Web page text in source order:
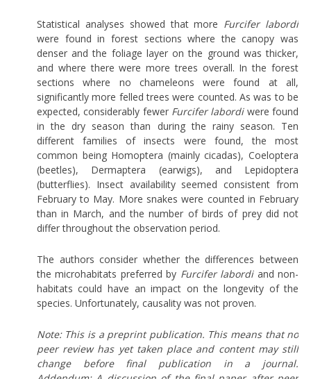
Statistical analyses showed that more Furcifer labordi
were found in forest sections where the canopy was
denser and the foliage layer on the ground was thicker,
and where there were more trees overall. In the forest
sections where no chameleons were found at all,
significantly more felled trees were counted. As was to be
expected, considerably fewer Furcifer labordiwere found
in the dry season than during the rainy season. Ten
different families of insects were found, the most
common being Homoptera (mainly cicadas), Coeloptera
(beetles), Dermaptera (earwigs), and Lepidoptera
(butterflies). Insect availability seemed consistent from
February to May. More snakes were counted in February
than in March, and the number of birds of prey did not
differ throughout the observation period.
The authors consider whether the differences between
the microhabitats preferred by Furcifer labordiand non-
habitats could have an impact on the longevity of the
species. Unfortunately, causality was not proven.
Note: This is a preprint publication. This means that no
peer review has yet taken place and content may still
change before final publication in a journal.